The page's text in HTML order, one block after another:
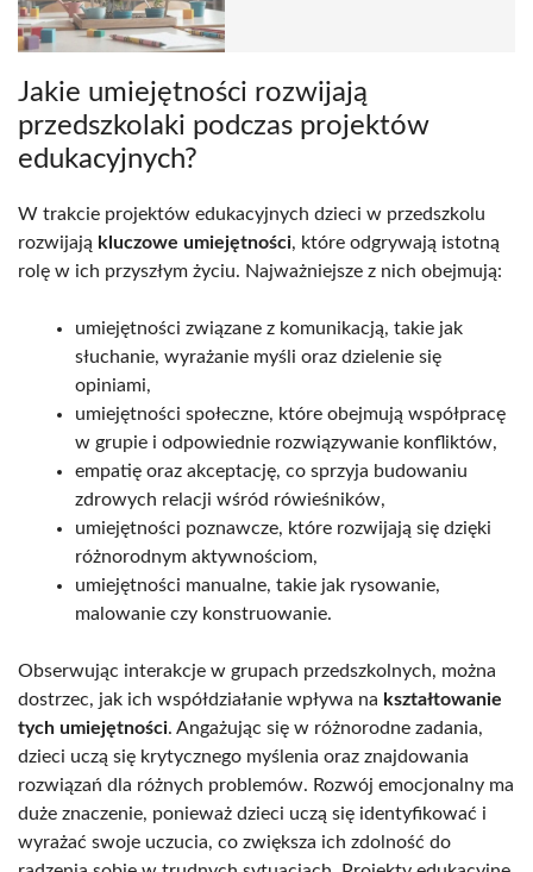
Jakie umiejętności rozwijają
przedszkolaki podczas projektów
edukacyjnych?
W trakcie projektów edukacyjnych dzieci w przedszkolu
rozwijają kluczowe umiejętności, które odgrywają istotną
rolę w ich przyszłym życiu. Najważniejsze z nich obejmują:
umiejętności związane z komunikacją, takie jak
słuchanie, wyrażanie myśli oraz dzielenie się
opiniami,
umiejętności społeczne, które obejmują współpracę
w grupie i odpowiednie rozwiązywanie konfliktów,
empatię oraz akceptację, co sprzyja budowaniu
zdrowych relacji wśród rówieśników,
umiejętności poznawcze, które rozwijają się dzięki
różnorodnym aktywnościom,
umiejętności manualne, takie jak rysowanie,
malowanie czy konstruowanie.
Obserwując interakcje w grupach przedszkolnych, można
dostrzec, jak ich współdziałanie wpływa na kształtowanie
tych umiejętności. Angażując się w różnorodne zadania,
dzieci uczą się krytycznego myślenia oraz znajdowania
rozwiązań dla różnych problemów. Rozwój emocjonalny ma
duże znaczenie, ponieważ dzieci uczą się identyfikować i
wyrażać swoje uczucia, co zwiększa ich zdolność do